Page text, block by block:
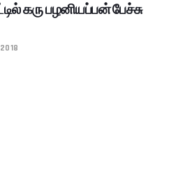
கரு பழனியப்பன் பேச்சு